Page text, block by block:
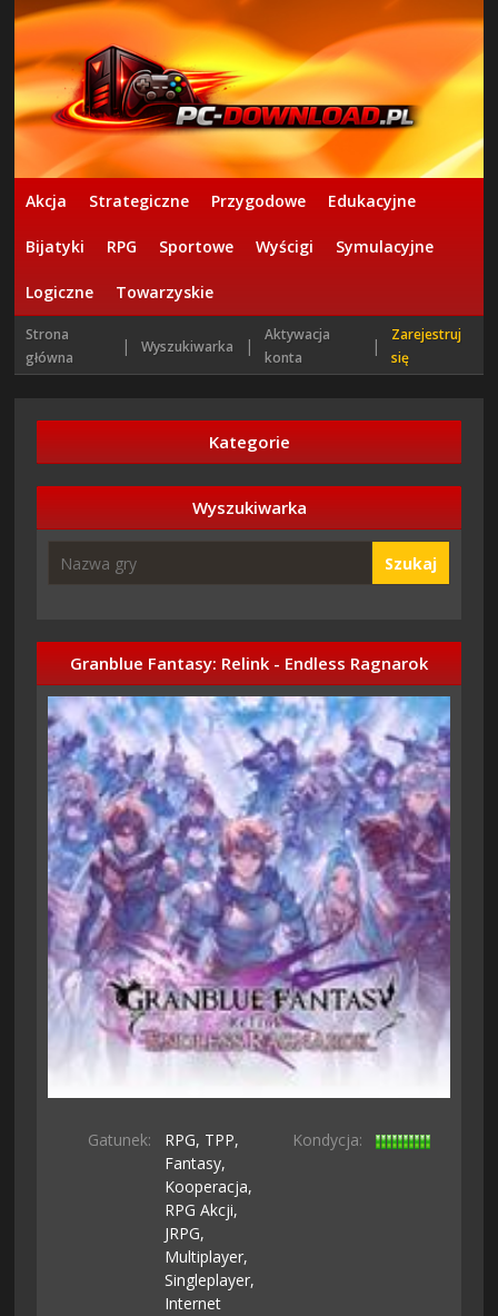
Akcja Strategiczne Przygodowe Edukacyjne
Bijatyki RPG Sportowe Wyścigi Symulacyjne
Logiczne Towarzyskie
Strona
główna
| Wyszukiwarka |
Aktywacja
konta
|
Zarejestruj
się
Kategorie
Wyszukiwarka
Szukaj
Granblue Fantasy: Relink - Endless Ragnarok
Gatunek: RPG, TPP,
Fantasy,
Kooperacja,
RPG Akcji,
JRPG,
Multiplayer,
Singleplayer,
Internet
Kondycja: